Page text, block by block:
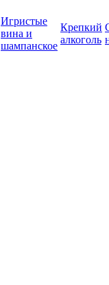
Игристые
вина и
шампанское
Крепкий
алкоголь